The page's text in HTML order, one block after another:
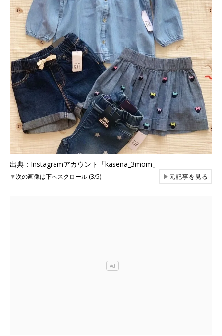
出典：Instagramアカウント「kasena_3mom」
▼次の画像は下へスクロール (3/5) ▶元記事を見る